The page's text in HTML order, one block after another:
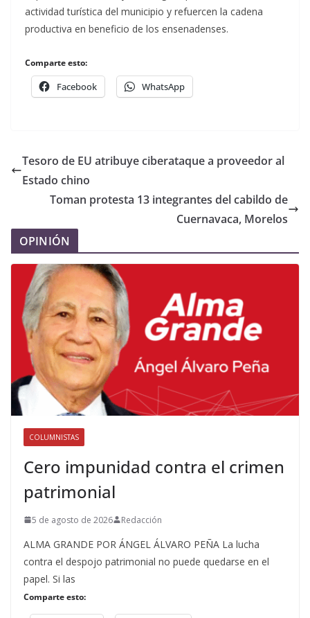
actividad turística del municipio y refuercen la cadena
productiva en beneficio de los ensenadenses.
Comparte esto:
Facebook WhatsApp
Tesoro de EU atribuye ciberataque a proveedor al
Estado chino
Toman protesta 13 integrantes del cabildo de
Cuernavaca, Morelos
OPINIÓN
COLUMNISTAS
Cero impunidad contra el crimen
patrimonial
5 de agosto de 2026 Redacción
ALMA GRANDE POR ÁNGEL ÁLVARO PEÑA La lucha
contra el despojo patrimonial no puede quedarse en el
papel. Si las
Comparte esto: